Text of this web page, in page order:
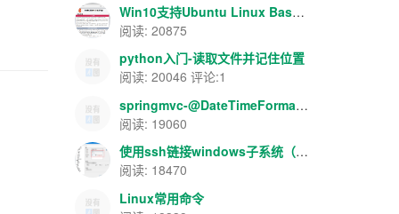
Win10支持Ubuntu Linux Bash-apache+php+mysql环境搭建
阅读: 20875
python入门-读取文件并记住位置
阅读: 20046 评论:1
springmvc-@DateTimeFormat/@NumberFormat数据格式转换
阅读: 19060
使用ssh链接windows子系统（Ubuntu）
阅读: 18470
Linux常用命令